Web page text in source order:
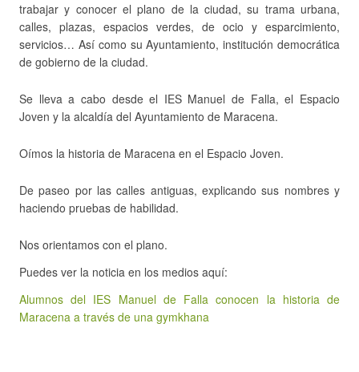
trabajar y conocer el plano de la ciudad, su trama urbana,
calles, plazas, espacios verdes, de ocio y esparcimiento,
servicios… Así como su Ayuntamiento, institución democrática
de gobierno de la ciudad.
Se lleva a cabo desde el IES Manuel de Falla, el Espacio
Joven y la alcaldía del Ayuntamiento de Maracena.
Oímos la historia de Maracena en el Espacio Joven.
De paseo por las calles antiguas, explicando sus nombres y
haciendo pruebas de habilidad.
Nos orientamos con el plano.
Puedes ver la noticia en los medios aquí:
Alumnos del IES Manuel de Falla conocen la historia de
Maracena a través de una gymkhana